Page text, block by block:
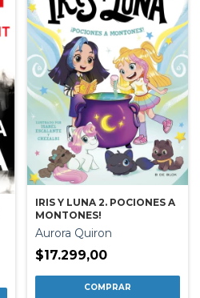
IRIS Y LUNA 2. POCIONES A
MONTONES!
Aurora Quiron
$17.299,00